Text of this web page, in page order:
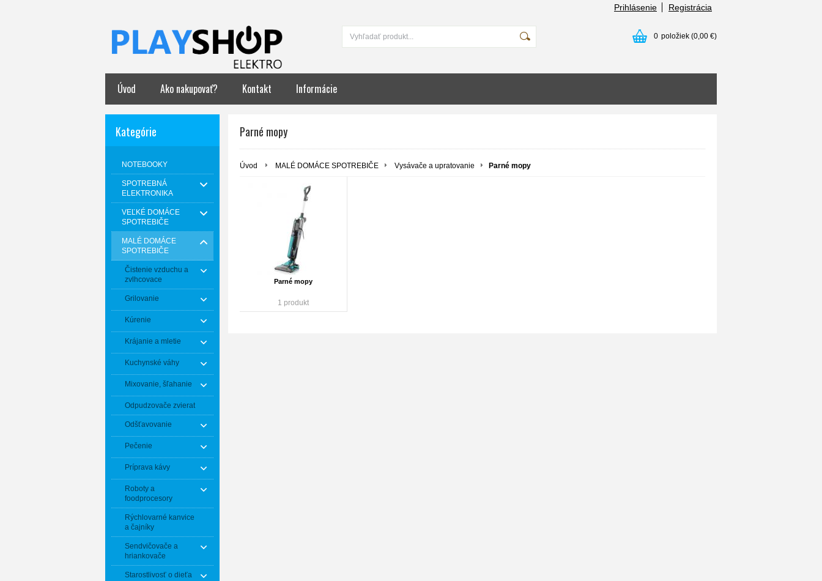
Prihlásenie Registrácia
0 položiek (0,00 €)
Úvod Ako nakupovať? Kontakt Informácie
Kategórie
NOTEBOOKY
SPOTREBNÁ
ELEKTRONIKA
VEĽKÉ DOMÁCE
SPOTREBIČE
MALÉ DOMÁCE
SPOTREBIČE
Čistenie vzduchu a
zvlhcovace
Grilovanie
Kúrenie
Krájanie a mletie
Kuchynské váhy
Mixovanie, šľahanie
Odpudzovače zvierat
Odšťavovanie
Pečenie
Príprava kávy
Roboty a
foodprocesory
Rýchlovarné kanvice
a čajníky
Sendvičovače a
hriankovače
Starostlivosť o dieťa
Parné mopy
Úvod MALÉ DOMÁCE SPOTREBIČE Vysávače a upratovanie Parné mopy
Parné mopy
1 produkt